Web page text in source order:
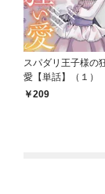
スパダリ王子様の
愛【単話】（１）
209